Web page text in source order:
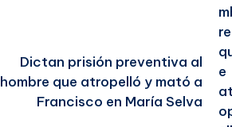
Dictan prisión preventiva al
hombre que atropelló y mató a
Francisco en María Selva